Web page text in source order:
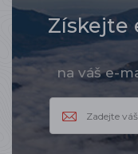
Získejte
na váš e-